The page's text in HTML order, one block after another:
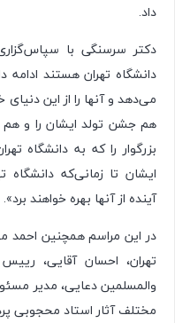
داد.
دکتر سرسنگی با
دانشگاه تهران هستند ادامه
می‌دهد و آنها را از این
هم جشن تولد ایشان را و هم
بزرگوار را که به دانشگاه
ایشان تا زمانی‌که
آینده از آنها بهره خواهند برد».
در این مراسم همچنین
تهران، احسان آقایی،
والمسلمین دعایی، مدیر
مختلف آثار استاد محجوبی